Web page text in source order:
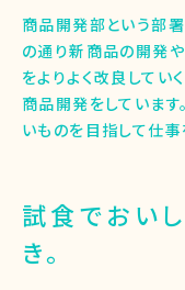
商品開発部という部
の通り新商品の開発
をよりよく改良してい
商品開発をしていま
いものを目指して仕事
試食でおい
き。